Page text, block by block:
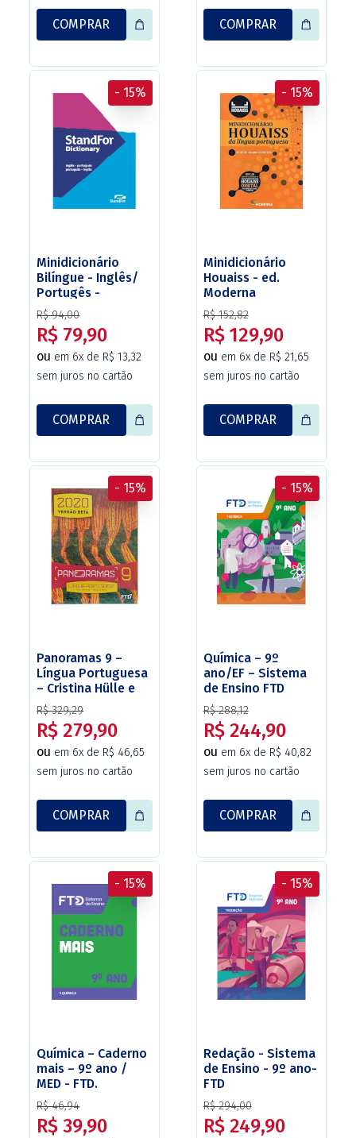
COMPRAR COMPRAR
Minidicionário
Bilíngue - Inglês/
Portugês -
Português/ Inglês -
StandFor - FTD.
R$ 94,00
R$ 79,90
ou em 6x de R$ 13,32
sem juros no cartão
- 15%
COMPRAR
Minidicionário
Houaiss - ed.
Moderna
R$ 152,82
R$ 129,90
ou em 6x de R$ 21,65
sem juros no cartão
- 15%
COMPRAR
Panoramas 9 –
Língua Portuguesa
– Cristina Hülle e
Angélica Prado – 1
a Edição (Versão
Beta) – Alinhado
com a BNCC–
Editora FTD.
R$ 329,29
R$ 279,90
ou em 6x de R$ 46,65
sem juros no cartão
- 15%
COMPRAR
Química – 9º
ano/EF – Sistema
de Ensino FTD
(Versão adaptada
Christus).
R$ 288,12
R$ 244,90
ou em 6x de R$ 40,82
sem juros no cartão
- 15%
COMPRAR
Química – Caderno
mais – 9º ano /
MED - FTD.
R$ 46,94
R$ 39,90
- 15%
Redação - Sistema
de Ensino - 9º ano-
FTD
R$ 294,00
R$ 249,90
- 15%